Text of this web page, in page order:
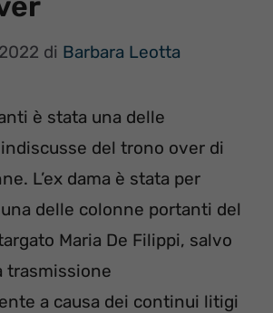
di Barbara Leotta
è stata una delle
del trono over di
L’ex dama è stata per
delle colonne portanti del
Maria De Filippi, salvo
trasmissione
a causa dei continui litigi